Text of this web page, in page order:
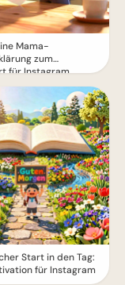
Mama-
zum
für Instagram
Start in den Tag:
für Instagram